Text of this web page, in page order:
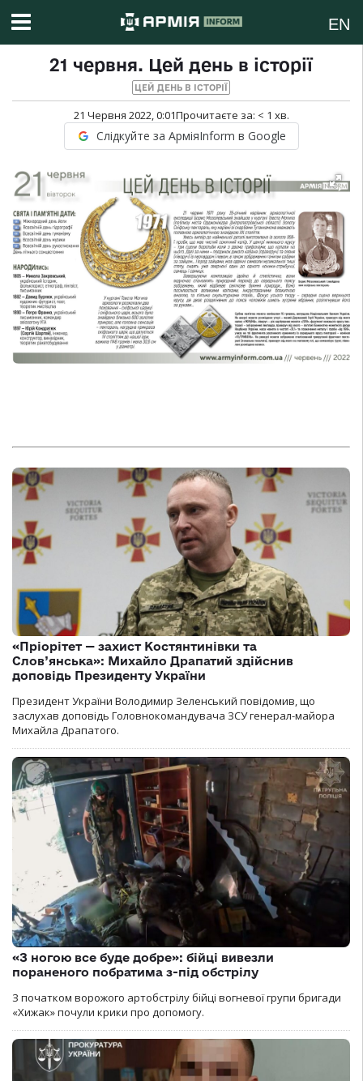
EN
21 червня. Цей день в історії
ЦЕЙ ДЕНЬ В ІСТОРІЇ
21 Червня 2022, 0:01Прочитаєте за: < 1 хв.
Слідкуйте за АрміяInform в Google
«Пріорітет — захист Костянтинівки та
Слов’янська»: Михайло Драпатий здійснив
доповідь Президенту України
Президент України Володимир Зеленський повідомив, що
заслухав доповідь Головнокомандувача ЗСУ генерал-майора
Михайла Драпатого.
«З ногою все буде добре»: бійці вивезли
пораненого побратима з-під обстрілу
З початком ворожого артобстрілу бійці вогневої групи бригади
«Хижак» почули крики про допомогу.